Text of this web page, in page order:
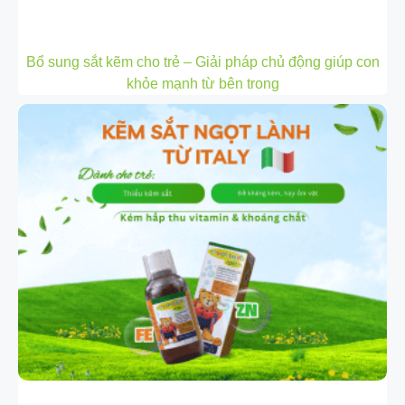
Bổ sung sắt kẽm cho trẻ – Giải pháp chủ động giúp con
khỏe mạnh từ bên trong